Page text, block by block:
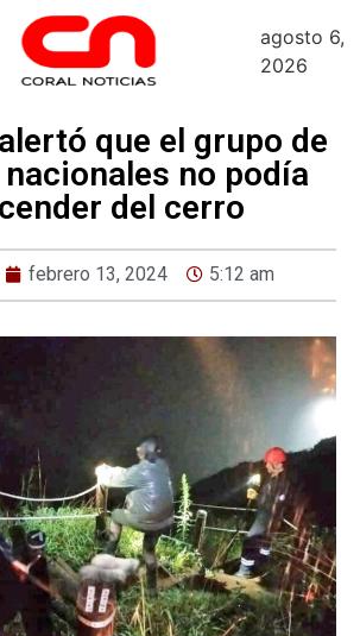
agosto 6,
2026
que el grupo de
no podía
del cerro
febrero 13, 2024 5:12 am